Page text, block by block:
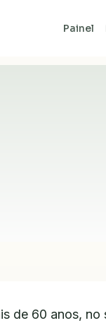
Painel
de 60 anos,